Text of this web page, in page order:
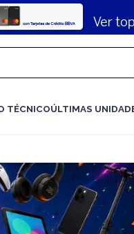
TÉCNICOÚLTIMAS